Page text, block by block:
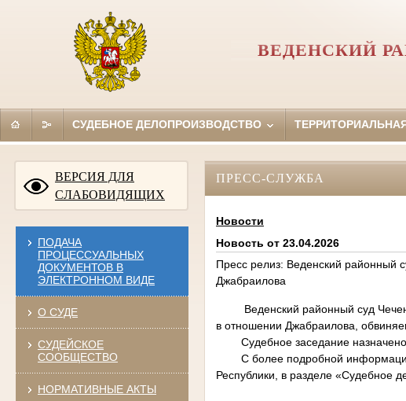
ВЕДЕНСКИЙ
СУДЕБНОЕ ДЕЛОПРОИЗВОДСТВО
ВЕРСИЯ ДЛЯ
СЛАБОВИДЯЩИХ
ПОДАЧА
ПРОЦЕССУАЛЬНЫХ
ДОКУМЕНТОВ В
ЭЛЕКТРОННОМ ВИДЕ
О СУДЕ
СУДЕЙСКОЕ
СООБЩЕСТВО
НОРМАТИВНЫЕ АКТЫ
ПРЕСС-СЛУЖБА
Новости
Новость от 23.04.2026
Пресс релиз: Веденский районный
Джабраилова
Веденский районный суд
в отношении Джабраилова,
Судебное заседание
С более подробной
Республики, в разделе «Судебное